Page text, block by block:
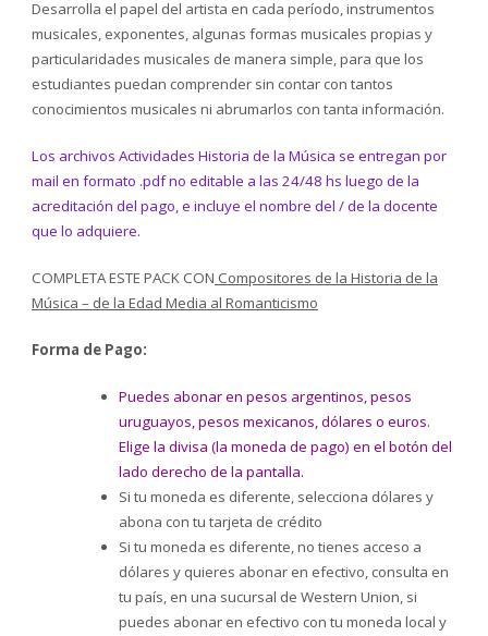
Desarrolla el papel del artista en cada período, instrumentos
musicales, exponentes, algunas formas musicales propias y
particularidades musicales de manera simple, para que los
estudiantes puedan comprender sin contar con tantos
conocimientos musicales ni abrumarlos con tanta información.
Los archivos Actividades Historia de la Música se entregan por
mail en formato .pdf no editable a las 24/48 hs luego de la
acreditación del pago, e incluye el nombre del / de la docente
que lo adquiere.
COMPLETA ESTE PACK CON Compositores de la Historia de la
Música – de la Edad Media al Romanticismo
Forma de Pago:
Puedes abonar en pesos argentinos, pesos
uruguayos, pesos mexicanos, dólares o euros.
Elige la divisa (la moneda de pago) en el botón del
lado derecho de la pantalla.
Si tu moneda es diferente, selecciona dólares y
abona con tu tarjeta de crédito
Si tu moneda es diferente, no tienes acceso a
dólares y quieres abonar en efectivo, consulta en
tu país, en una sucursal de Western Union, si
puedes abonar en efectivo con tu moneda local y